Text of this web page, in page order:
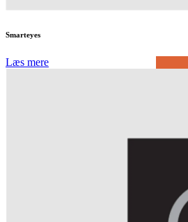
Smarteyes
Læs mere